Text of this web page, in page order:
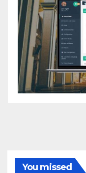
You missed